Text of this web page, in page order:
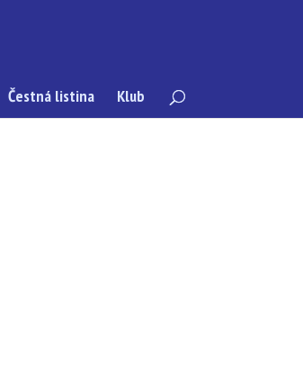
Čestná listina Klub